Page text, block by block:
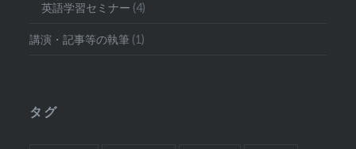
英語学習セミナー (4)
講演・記事等の執筆 (1)
タグ